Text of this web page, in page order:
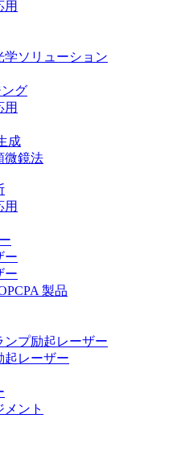
用
学ソリューション
グ
用
成
微鏡法
用
ー
ー
製品
ンプ励起レーザー
起レーザー
ント